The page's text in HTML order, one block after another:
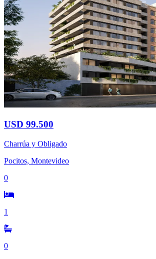
USD 99.500
Charrúa y Obligado
Pocitos, Montevideo
0
1
0